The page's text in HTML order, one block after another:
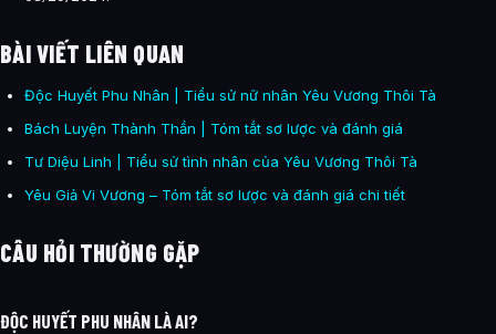
BÀI VIẾT LIÊN QUAN
Độc Huyết Phu Nhân | Tiểu sử nữ nhân Yêu Vương Thôi Tà
Bách Luyện Thành Thần | Tóm tắt sơ lược và đánh giá
Tư Diệu Linh | Tiểu sử tình nhân của Yêu Vương Thôi Tà
Yêu Giả Vi Vương – Tóm tắt sơ lược và đánh giá chi tiết
CÂU HỎI THƯỜNG GẶP
ĐỘC HUYẾT PHU NHÂN LÀ AI?